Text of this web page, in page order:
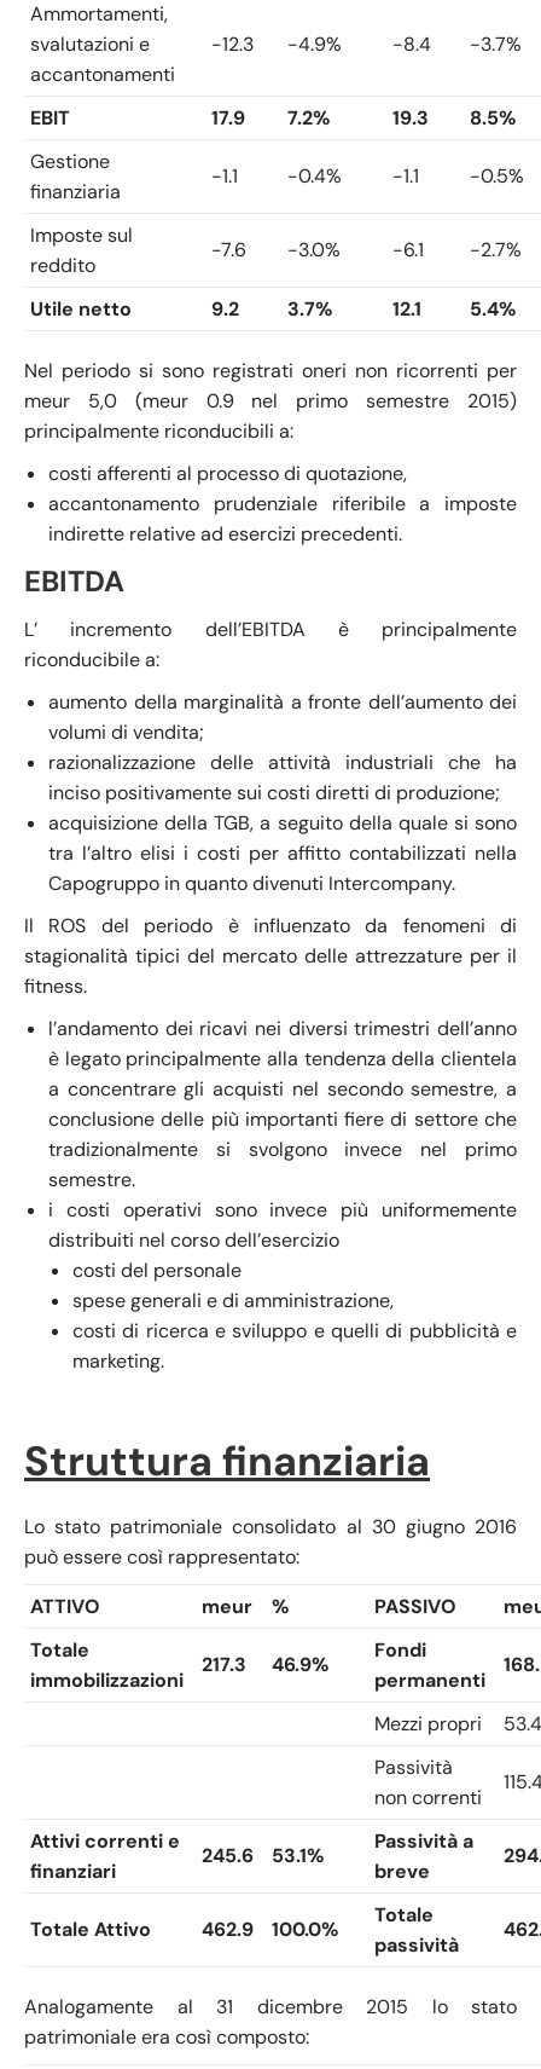
Ammortamenti,
svalutazioni e
accantonamenti
-12.3 -4.9% -8.4 -3.7%
EBIT 17.9 7.2% 19.3
8.5%
Gestione
finanziaria
-1.1 -0.4% -1.1 -0.5%
Imposte sul
reddito
-7.6 -3.0% -6.1 -2.7%
Utile netto 9.2 3.7% 12.1 5.4%
Nel periodo si sono registrati oneri non ricorrenti per
meur 5,0 (meur 0.9 nel primo semestre 2015)
principalmente riconducibili a:
costi afferenti al processo di quotazione,
accantonamento prudenziale riferibile a imposte
indirette relative ad esercizi precedenti.
EBITDA
L’ incremento dell’EBITDA è principalmente
riconducibile a:
aumento della marginalità a fronte dell’aumento dei
volumi di vendita;
razionalizzazione delle attività industriali che ha
inciso positivamente sui costi diretti di produzione;
acquisizione della TGB, a seguito della quale si sono
tra l’altro elisi i costi per affitto contabilizzati nella
Capogruppo in quanto divenuti Intercompany.
Il ROS del periodo è influenzato da fenomeni di
stagionalità tipici del mercato delle attrezzature per il
fitness.
l’andamento dei ricavi nei diversi trimestri dell’anno
è legato principalmente alla tendenza della clientela
a concentrare gli acquisti nel secondo semestre, a
conclusione delle più importanti fiere di settore che
tradizionalmente si svolgono invece nel primo
semestre.
i costi operativi sono invece più uniformemente
distribuiti nel corso dell’esercizio
costi del personale
spese generali e di amministrazione,
costi di ricerca e sviluppo e quelli di pubblicità e
marketing.
Struttura finanziaria
Lo stato patrimoniale consolidato al 30 giugno 2016
può essere così rappresentato:
ATTIVO
meur % PASSIVO
Totale
immobilizzazioni
217.3 46.9%
Fondi
permanenti
Mezzi propri
53.4
Passività
non correnti
Attivi correnti e
finanziari
245.6 53.1%
Passività a
breve
Totale Attivo 462.9 100.0%
Totale
passività
Analogamente al 31 dicembre 2015 lo stato
patrimoniale era così composto: